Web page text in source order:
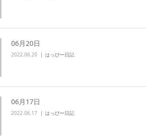
06月20日
2022.06.20 はっぴー日記
06月17日
2022.06.17 はっぴー日記